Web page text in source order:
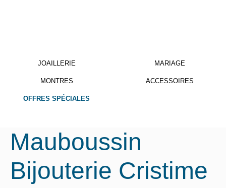
JOAILLERIE MARIAGE
MONTRES ACCESSOIRES
OFFRES SPÉCIALES
Mauboussin
Bijouterie Cristime